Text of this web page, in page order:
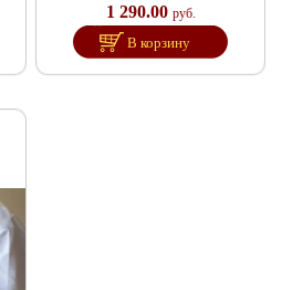
1 290.00 руб.
В корзину